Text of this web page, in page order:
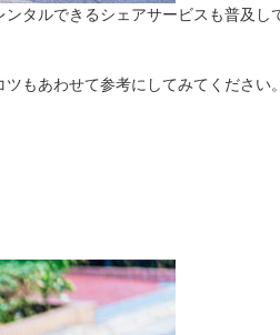
タルできるシェアサービスも普及
もあわせて参考にしてみてください。